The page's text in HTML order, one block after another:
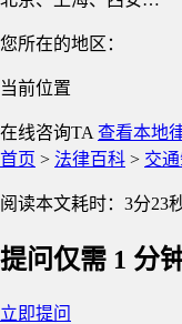
您所在的地区：
当前位置
在线咨询TA 查看本地
首页 > 法律百科 > 交
阅读本文耗时：3分23
提问仅需 1 分
立即提问